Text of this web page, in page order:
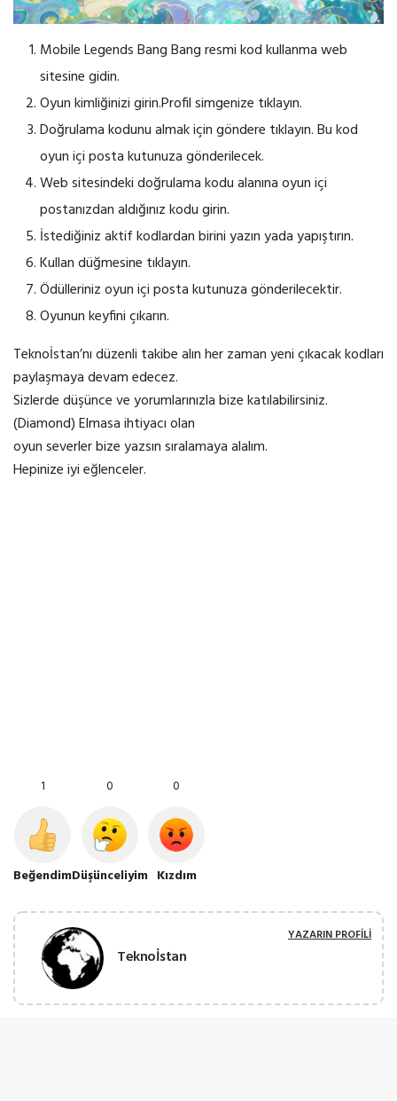
Mobile Legends Bang Bang resmi kod kullanma web
sitesine gidin.
Oyun kimliğinizi girin.Profil simgenize tıklayın.
Doğrulama kodunu almak için göndere tıklayın. Bu kod
oyun içi posta kutunuza gönderilecek.
Web sitesindeki doğrulama kodu alanına oyun içi
postanızdan aldığınız kodu girin.
İstediğiniz aktif kodlardan birini yazın yada yapıştırın.
Kullan düğmesine tıklayın.
Ödülleriniz oyun içi posta kutunuza gönderilecektir.
Oyunun keyfini çıkarın.
Teknoİstan’nı düzenli takibe alın her zaman yeni çıkacak kodları
paylaşmaya devam edecez.
Sizlerde düşünce ve yorumlarınızla bize katılabilirsiniz.
(Diamond) Elmasa ihtiyacı olan
oyun severler bize yazsın sıralamaya alalım.
Hepinize iyi eğlenceler.
1
Beğendim
0
Düşünceliyim
0
Kızdım
Teknoİstan
YAZARIN PROFILI